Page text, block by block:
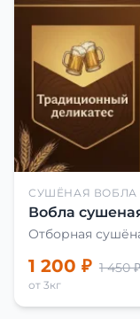
СУШЁНАЯ ВОБЛА
Вобла
Отборная
1 200 ₽ 1 450 ₽
от 3кг